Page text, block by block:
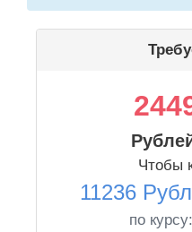
Чтобы
11236
по курсу: